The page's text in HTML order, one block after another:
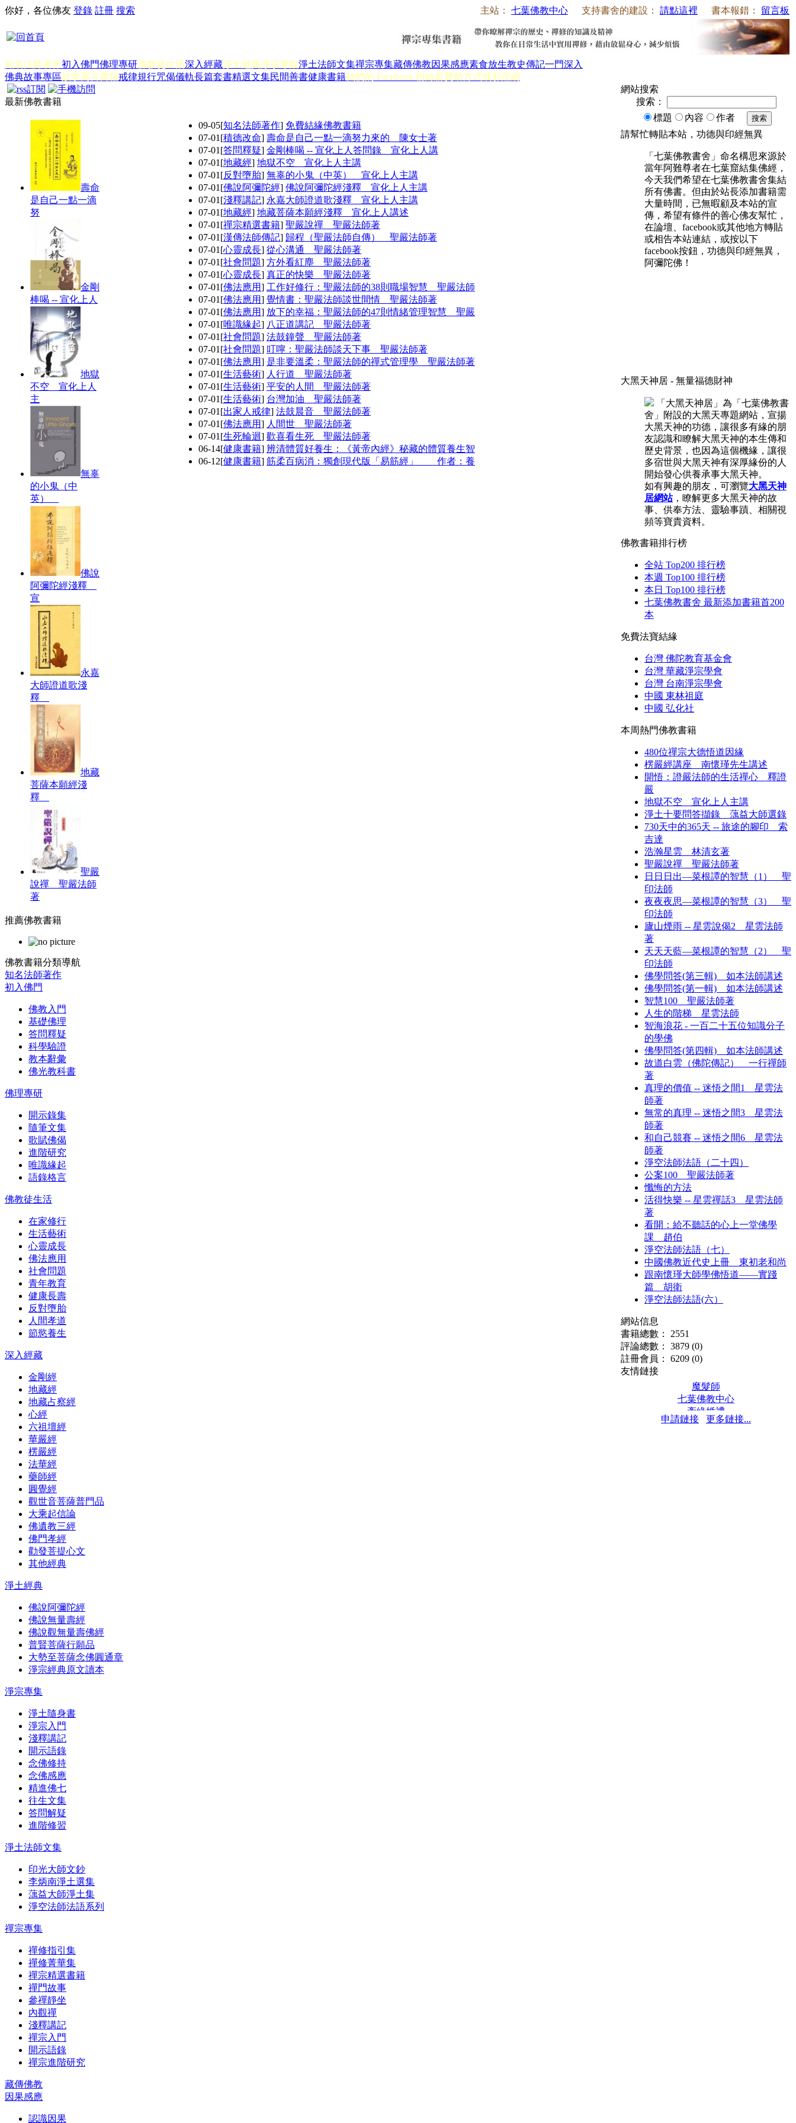
主站： 七葉佛教中心 支持書舍的建設： 請點這裡 書本報錯： 留言板
你好，各位佛友 登錄 註冊 搜索
知名法師著作初入佛門佛理專研佛教徒生活深入經藏淨土經典淨宗專集淨土法師文集禪宗專集藏傳佛教因果感應素食放生教史傳記一門深入
佛典故事專區故事寓言書籍戒律規行咒偈儀軌長篇套書精選文集民間善書健康書籍我們的 Facebook 粉絲群贊助方式戒邪淫網
最新佛教書籍
壽命
是自己一點一滴
努
金剛
棒喝 -- 宣化上人
地獄
不空 宣化上人
主
無辜
的小鬼（中
英）
佛說
阿彌陀經淺釋
宣
永嘉
大師證道歌淺
釋
地藏
菩薩本願經淺
釋
聖嚴
說禪 聖嚴法師
著
09-05[知名法師著作] 免費結緣佛教書籍
07-01 [積德改命] 壽命是自己一點一滴努力來的 陳女士著
07-01 [答問釋疑] 金剛棒喝 -- 宣化上人答問錄 宣化上人講
07-01 [地藏經] 地獄不空 宣化上人主講
07-01 [反對墮胎] 無辜的小鬼（中英） 宣化上人主講
07-01 [佛說阿彌陀經] 佛說阿彌陀經淺釋 宣化上人主講
07-01 [淺釋講記] 永嘉大師證道歌淺釋 宣化上人主講
07-01 [地藏經] 地藏菩薩本願經淺釋 宣化上人講述
07-01 [禪宗精選書籍] 聖嚴說禪 聖嚴法師著
07-01 [漢傳法師傳記] 歸程（聖嚴法師自傳） 聖嚴法師著
07-01 [心靈成長] 從心溝通 聖嚴法師著
07-01 [社會問題] 方外看紅塵 聖嚴法師著
07-01 [心靈成長] 真正的快樂 聖嚴法師著
07-01 [佛法應用] 工作好修行：聖嚴法師的38則職場智慧 聖嚴法師
07-01 [佛法應用] 覺情書：聖嚴法師談世間情 聖嚴法師著
07-01 [佛法應用] 放下的幸福：聖嚴法師的47則情緒管理智慧 聖嚴
07-01 [唯識緣起] 八正道講記 聖嚴法師著
07-01 [社會問題] 法鼓鐘聲 聖嚴法師著
07-01 [社會問題] 叮嚀：聖嚴法師談天下事 聖嚴法師著
07-01 [佛法應用] 是非要溫柔：聖嚴法師的禪式管理學 聖嚴法師著
07-01 [生活藝術] 人行道 聖嚴法師著
07-01 [生活藝術] 平安的人間 聖嚴法師著
07-01 [生活藝術] 台灣加油 聖嚴法師著
07-01 [出家人戒律] 法鼓晨音 聖嚴法師著
07-01 [佛法應用] 人間世 聖嚴法師著
07-01 [生死輪迴] 歡喜看生死 聖嚴法師著
06-14[健康書籍] 辨清體質好養生：《黃帝內經》秘藏的體質養生智
06-12[健康書籍] 筋柔百病消：獨創現代版「易筋經」 作者：養
推薦佛教書籍
佛教書籍分類導航
知名法師著作
初入佛門
佛教入門
基礎佛理
答問釋疑
科學驗證
教本辭彙
佛光教科書
佛理專研
開示錄集
隨筆文集
歌賦佛偈
進階研究
唯識緣起
語錄格言
佛教徒生活
在家修行
生活藝術
心靈成長
佛法應用
社會問題
青年教育
健康長壽
反對墮胎
人間孝道
節慾養生
深入經藏
金剛經
地藏經
地藏占察經
心經
六祖壇經
華嚴經
楞嚴經
法華經
藥師經
圓覺經
觀世音菩薩普門品
大乘起信論
佛遺教三經
佛門孝經
勸發菩提心文
其他經典
淨土經典
佛說阿彌陀經
佛說無量壽經
佛說觀無量壽佛經
普賢菩薩行願品
大勢至菩薩念佛圓通章
淨宗經典原文讀本
淨宗專集
淨土隨身書
淨宗入門
淺釋講記
開示語錄
念佛修持
念佛感應
精進佛七
往生文集
答問解疑
進階修習
淨土法師文集
印光大師文鈔
李炳南淨土選集
蕅益大師淨土集
淨空法師法語系列
禪宗專集
禪修指引集
禪修菁華集
禪宗精選書籍
禪門故事
參禪靜坐
內觀禪
淺釋講記
禪宗入門
開示語錄
禪宗進階研究
藏傳佛教
因果感應
認識因果
網站搜索
搜索：
標題
內容 作者 搜索
請幫忙轉貼本站，功德與印經無異
「七葉佛教書舍」命名構思來源於
當年阿難尊者在七葉窟結集佛經，
今天我們希望在七葉佛教書舍集結
所有佛書。但由於站長添加書籍需
大量時間，已無暇顧及本站的宣
傳，希望有條件的善心佛友幫忙，
在論壇、facebook或其他地方轉貼
或相告本站連結，或按以下
facebook按鈕，功德與印經無異，
阿彌陀佛！
大黑天神居 - 無量福德財神
「大黑天神居」為「七葉佛教書
舍」附設的大黑天專題網站，宣揚
大黑天神的功德，讓很多有緣的朋
友認識和瞭解大黑天神的本生傳和
歷史背景，也因為這個機緣，讓很
多宿世與大黑天神有深厚緣份的人
開始發心供養承事大黑天神。
如有興趣的朋友，可瀏覽大黑天神
居網站，瞭解更多大黑天神的故
事、供奉方法、靈驗事蹟、相關視
頻等寶貴資料。
佛教書籍排行榜
全站 Top200 排行榜
本週 Top100 排行榜
本日 Top100 排行榜
七葉佛教書舍 最新添加書籍首200
本
免費法寶結緣
台灣 佛陀教育基金會
台灣 華藏淨宗學會
台灣 台南淨宗學會
中國 東林祖庭
中國 弘化社
本周熱門佛教書籍
480位禪宗大德悟道因緣
楞嚴經講座 南懷瑾先生講述
開悟：證嚴法師的生活禪心 釋證
嚴
地獄不空 宣化上人主講
淨土十要問答擷錄 蕅益大師選錄
730天中的365天 -- 旅途的腳印 索
吉達
浩瀚星雲 林清玄著
聖嚴說禪 聖嚴法師著
日日日出—菜根譚的智慧（1） 聖
印法師
夜夜夜思—菜根譚的智慧（3） 聖
印法師
廬山煙雨 -- 星雲說偈2 星雲法師
著
天天天藍—菜根譚的智慧（2） 聖
印法師
佛學問答(第三輯) 如本法師講述
佛學問答(第一輯) 如本法師講述
智慧100 聖嚴法師著
人生的階梯 星雲法師
智海浪花 - 一百二十五位知識分子
的學佛
佛學問答(第四輯) 如本法師講述
故道白雲（佛陀傳記） 一行禪師
著
真理的價值 -- 迷悟之間1 星雲法
師著
無常的真理 -- 迷悟之間3 星雲法
師著
和自己競賽 -- 迷悟之間6 星雲法
師著
淨空法師法語（二十四）
公案100 聖嚴法師著
懺悔的方法
活得快樂 -- 星雲禪話3 星雲法師
著
看開：給不聽話的心上一堂佛學
課 趙伯
淨空法師法語（七）
中國佛教近代史上冊 東初老和尚
跟南懷瑾大師學佛悟道——實踐
篇 胡衛
淨空法師法語(六）
網站信息
書籍總數： 2551
評論總數： 3879 (0)
註冊會員： 6209 (0)
友情鏈接
魔髮師
七葉佛教中心
牽緣婚禮
保髮堂
申請鏈接 更多鏈接...